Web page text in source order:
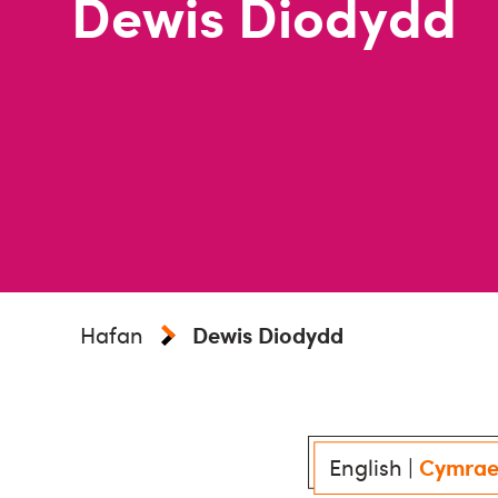
Hafan Dewis Diodydd
English |